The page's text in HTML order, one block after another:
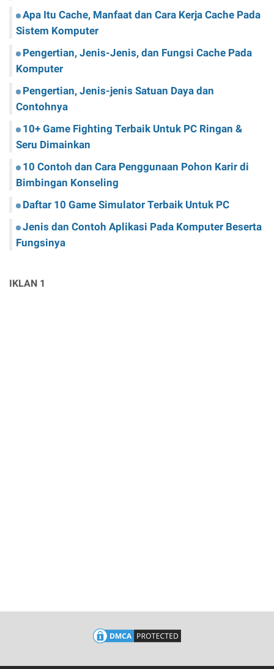
Apa Itu Cache, Manfaat dan Cara Kerja Cache Pada
Sistem Komputer
Pengertian, Jenis-Jenis, dan Fungsi Cache Pada
Komputer
Pengertian, Jenis-jenis Satuan Daya dan
Contohnya
10+ Game Fighting Terbaik Untuk PC Ringan &
Seru Dimainkan
10 Contoh dan Cara Penggunaan Pohon Karir di
Bimbingan Konseling
Daftar 10 Game Simulator Terbaik Untuk PC
Jenis dan Contoh Aplikasi Pada Komputer Beserta
Fungsinya
IKLAN 1